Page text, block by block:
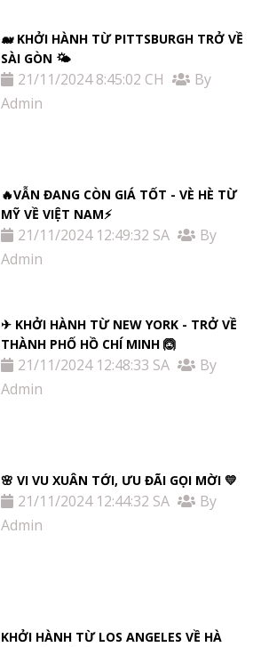
🐋 KHỞI HÀNH TỪ PITTSBURGH TRỞ VỀ
SÀI GÒN 🌤
21/11/2024 8:45:02 CH
By
Admin
🔥VẪN ĐANG CÒN GIÁ TỐT - VÈ HÈ TỪ
MỸ VỀ VIỆT NAM⚡️
21/11/2024 12:49:32 SA
By
Admin
✈ KHỞI HÀNH TỪ NEW YORK - TRỞ VỀ
THÀNH PHỐ HỒ CHÍ MINH 🙆
21/11/2024 12:48:33 SA
By
Admin
🌸 VI VU XUÂN TỚI, ƯU ĐÃI GỌI MỜI 💛
21/11/2024 12:44:32 SA
By
Admin
KHỞI HÀNH TỪ LOS ANGELES VỀ HÀ